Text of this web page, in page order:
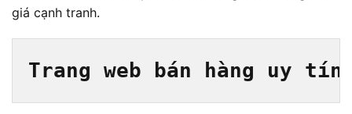
giá cạnh tranh.
Trang web bán hàng uy tín